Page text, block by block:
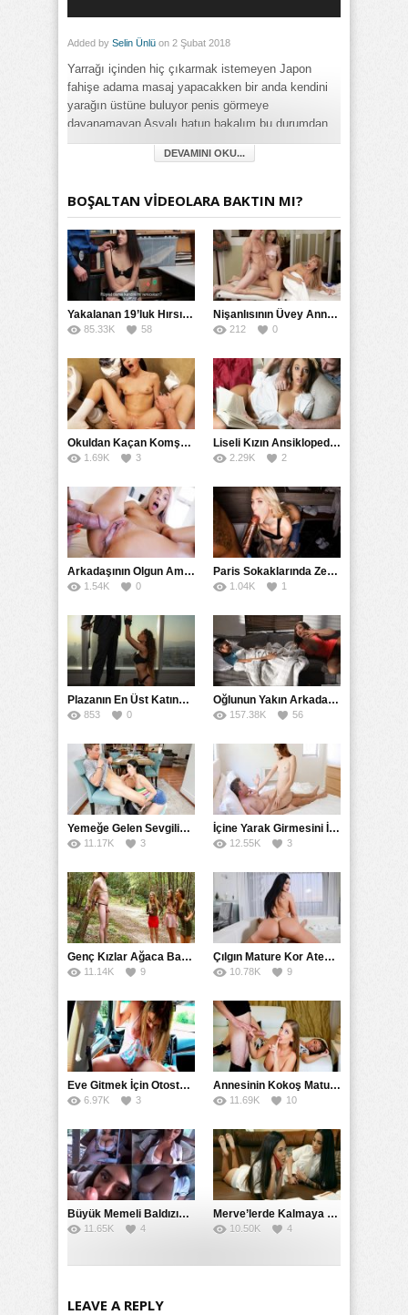
Added by Selin Ünlü on 2 Şubat 2018
Yarrağı içinden hiç çıkarmak istemeyen Japon
fahişe adama masaj yapacakken bir anda kendini
yarağın üstüne buluyor penis görmeye
dayanamayan Asyalı hatun bakalım bu durumdan
ne kadar faydalanabilecek adamda iştahla cevap
verirse tadından yenmeyen güzel seks filmi
Category:
Asyalı,Çinli,Esmer,Fantezi, Filmler,Full HD,Japon,Mobil,
Olgun,Oral Seks Playboy,Tayland
DEVAMINI OKU...
BOŞALTAN VİDEOLARA BAKTIN MI?
Yakalanan 19’luk Hırsız Bedelini Amıyla Ödedi
85.33K 58
Nişanlısının Üvey Annesine Masaj Yaparken Yarağı Kaydı
212 0
Okuldan Kaçan Komşu Kızını Bakire Sanıp Götten Sikti
1.69K 3
Liseli Kızın Ansiklopedisini Kitap Gibi Tane Tane Okudu
2.29K 2
Arkadaşının Olgun Amcasına Siktirip İçine Boşalmasını İstedi
1.54K 0
Paris Sokaklarında Zenci Yarağını Gırtlağına Kadar İndirdi
1.04K 1
Plazanın En Üst Katında Üst Seviye Köle Fantezisi Sikişi
853 0
Oğlunun Yakın Arkadaşına Yorgan Altından Sulanan Milf
157.38K 56
Yemeğe Gelen Sevgilisinin Arkadaşına Yarak Yedirdi
11.17K 3
İçine Yarak Girmesini İsteyince Kuzeninin Penisini Kullandı
12.55K 3
Genç Kızlar Ağaca Bağlayarak Tecavüz Etmek İstediler
11.14K 9
Çılgın Mature Kor Ateşiyle Misafirini Yakıp Eritti
10.78K 9
Eve Gitmek İçin Otostop Çeken Üniversiteli Bedelini Ödedi
6.97K 3
Annesinin Kokoş Mature Arkadaşı Tarafından Saksoya Uğradı
11.69K 10
Büyük Memeli Baldızının Takipçilerinin Çoğalması İçin Yardım Etti
11.65K 4
Merve’lerde Kalmaya Gelen Liseli Kız Fanteziyi Dibine Verdirdi
10.50K 4
LEAVE A REPLY